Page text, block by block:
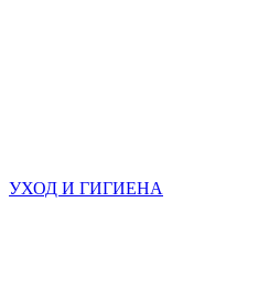
УХОД И ГИГИЕНА